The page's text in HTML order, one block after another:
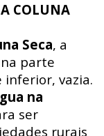
COLUNA
Seca, a
parte
inferior, vazia.
na
ser
rurais